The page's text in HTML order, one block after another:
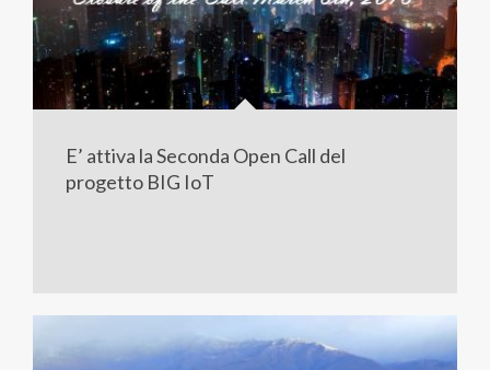
E’ attiva la Seconda Open Call del
progetto BIG IoT